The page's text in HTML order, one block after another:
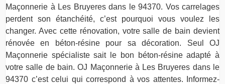
Maçonnerie à Les Bruyeres dans le 94370. Vos carrelages
perdent son étanchéité, c’est pourquoi vous voulez les
changer. Avec cette rénovation, votre salle de bain devient
rénovée en béton-résine pour sa décoration. Seul OJ
Maçonnerie spécialiste sait le bon béton-résine adapté à
votre salle de bain. OJ Maçonnerie à Les Bruyeres dans le
94370 c’est celui qui correspond à vos attentes. Informez-